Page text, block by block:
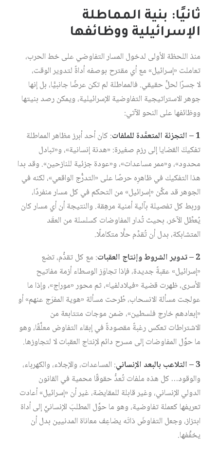
ثانيًا: بنية المماطلة
الإسرائيلية ووظائفها
منذ اللحظة الأولى لدخول المسار التفاوضي على خط الحرب،
تعاملت «إسرائيل» مع أي مقترح بوصفه أداةً لتدوير الوقت،
لا جسرًا لحلٍّ حقيقي. فالمماطلة لم تكن عرضًا جانبيًّا، بل إنها
جوهر الاستراتيجية التفاوضية الإسرائيلية، ويمكن رصد بنيتها
ووظائفها على النحو الآتي:
1 – التجزئة المتعمَّدة للملفات
: كان أحد أبرز مظاهر المماطلة
تفكيكَ القضايا إلى رزم صغيرة: «هدنة إنسانية»، و«تبادل
محدود»، و«ممر مساعدات»، و«عودة جزئية للنازحين». وقد بدا
هذا التفكيك في ظاهرِه حرصًا على «التدرُّج الواقعي»، لكنه في
الجوهر قد مكَّن «إسرائيل» من التحكم في كل مسار منفردًا،
وربط كل تفصيلة بآلية أمنية مرهِقة. والنتيجة أن أي مسار كان
يُعطِّل الآخر، بحيث تُدار المفاوضات كسلسلة من العقَد
المتشابكة، بدل أن تُقدِّم حلًّا متكاملًا.
2 – تدوير الشروط وإنتاج العقبات
: مع كل تقدُّم، تضع
«إسرائيل» عقبةً جديدة، فإذا تجاوَز الوسطاء أزمة مفاتيح
الأسرى، ظهرت قضية «فيلادلفيا»، ثم محور «موراج»، وإذا ما
عولجت مسألة الانسحاب، طُرحت مسألة «هوية المفرَج عنهم» أو
«إبعادهم خارج فلسطين»، ضمن موجات متتابعة من
الاشتراطات تعكس رغبةً مقصودةً في إبقاء التفاوض معلَّقًا، وهو
ما حوَّل المفاوضات إلى مسرح دائم لإنتاج العقبات لا لتجاوزها.
3 – التلاعب بالبعد الإنساني
: المساعدات، والإجلاء، والكهرباء،
والوقود… كل هذه ملفات تُعدُّ حقوقًا محمية في القانون
الدولي الإنساني، وغير قابلة للمقايضة، غير أن «إسرائيل» أعادت
تعريفها كعملة تفاوضية، وهو ما حوَّل المطلبَ الإنسانيَّ إلى أداة
ابتزاز، وجعل التفاوضَ ذاتَه يضاعِف معاناة المدنيين بدل أن
يخفِّفها.